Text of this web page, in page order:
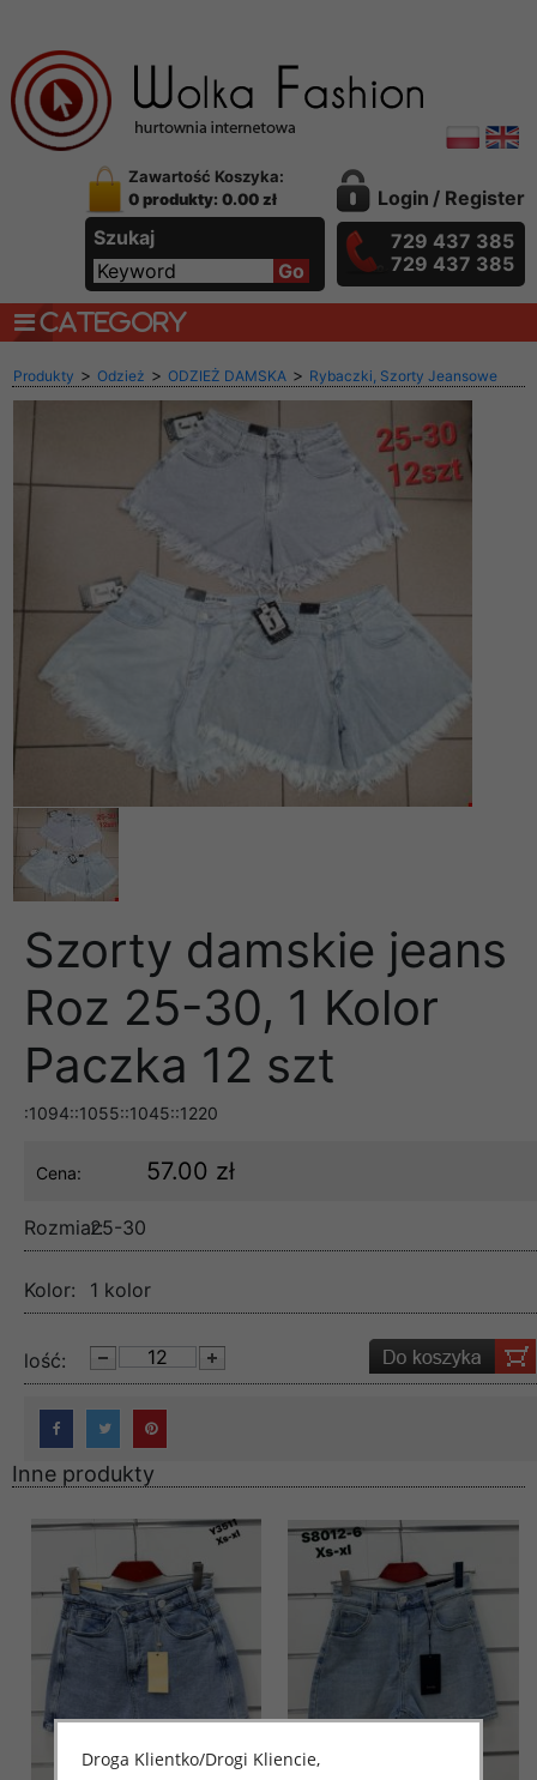
Zawartość Koszyka:
0 produkty: 0.00 zł
Szukaj
Login / Register
729 437 385
729 437 385
CATEGORY
Produkty > Odzież > ODZIEŻ DAMSKA > Rybaczki, Szorty Jeansowe
Szorty damskie jeans
Roz 25-30, 1 Kolor
Paczka 12 szt
:1094::1055::1045::1220
Cena: 57.00 zł
Rozmiar:25-30
Kolor: 1 kolor
lość:
Inne produkty
Droga Klientko/Drogi Kliencie,